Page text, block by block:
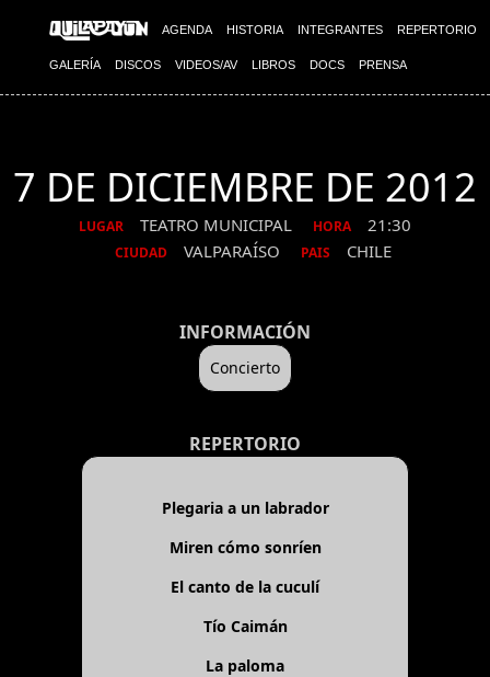
AGENDA HISTORIA INTEGRANTES REPERTORIO
GALERÍA DISCOS VIDEOS/AV LIBROS DOCS PRENSA
7 DE DICIEMBRE DE 2012
LUGAR TEATRO MUNICIPAL HORA 21:30
CIUDAD VALPARAÍSO PAIS CHILE
INFORMACIÓN
Concierto
REPERTORIO
Plegaria a un labrador
Miren cómo sonríen
El canto de la cuculí
Tío Caimán
La paloma